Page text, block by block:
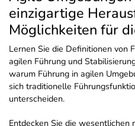
einzigartige
Möglichkeiten für
Lernen Sie die Definitionen von
agilen Führung und
warum Führung in agilen
sich traditionelle
unterscheiden.
Entdecken Sie die wesentlichen